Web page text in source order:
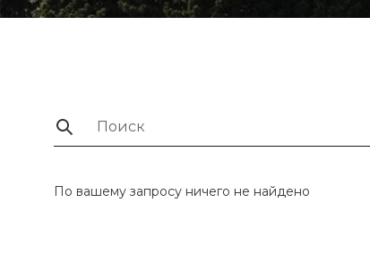
По вашему запросу ничего не найдено